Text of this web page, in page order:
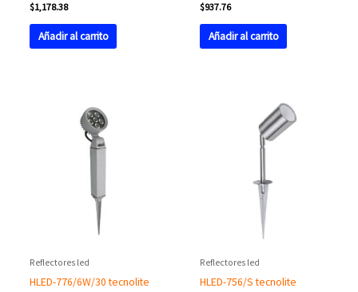
$1,178.38
Añadir al carrito
$937.76
Añadir al carrito
Reflectores led
HLED-776/6W/30 tecnolite
Reflectores led
HLED-756/S tecnolite